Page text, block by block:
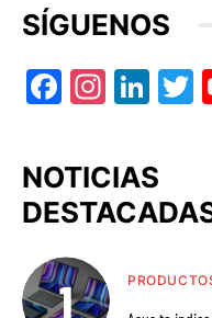
SÍGUENOS
Facebook
NOTICIAS